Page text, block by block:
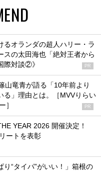
るオランダの超人ハリー・ラ
スの太田海也「絶対王者から
際対談②》
PR
山竜青が語る「10年前より
る」理由とは。［MVVりらい
］
PR
YEAR 2026 開催決定！
ートを表彰
り“タイパ”がいい！」箱根の